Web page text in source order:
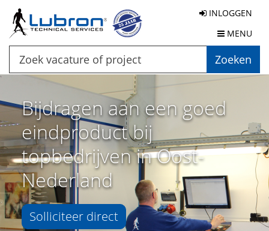
Zoeken
INLOGGEN
MENU
Bijdragen aan een goed
eindproduct bij
topbedrijven in Oost-
Nederland
Solliciteer direct